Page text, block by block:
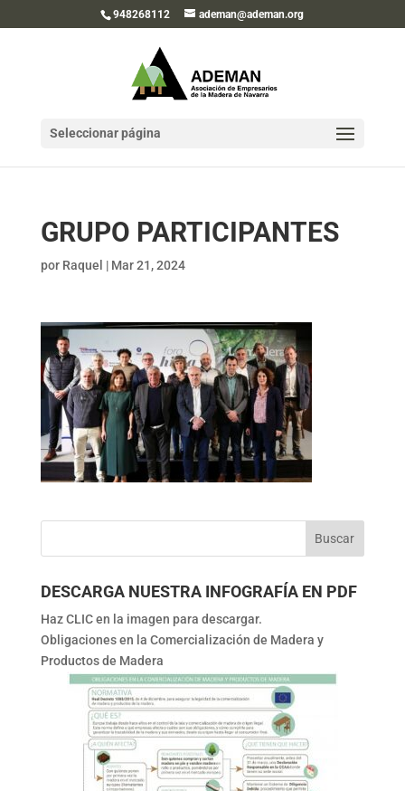
948268112 ademan@ademan.org
Seleccionar página
GRUPO PARTICIPANTES
por Raquel | Mar 21, 2024
DESCARGA NUESTRA INFOGRAFÍA EN PDF
Haz CLIC en la imagen para descargar.
Obligaciones en la Comercialización de Madera y
Productos de Madera